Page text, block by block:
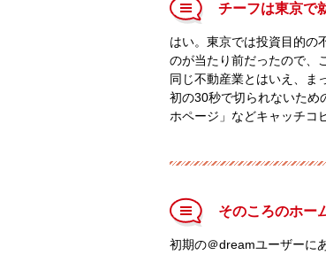
チーフは東京で
はい。東京では投資目的の
のが当たり前だったので、
同じ不動産業とはいえ、ま
初の30秒で切られないため
ホページ」などキャッチコ
そのころのホー
初期の＠dreamユーザーに